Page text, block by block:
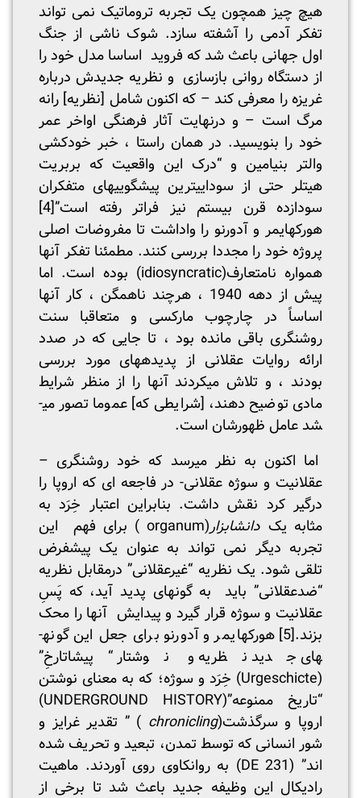
هیچ چیز همچون یک تجربه تروماتیک نمی تواند
تفکر آدمی را آشفته سازد. شوک ناشی از جنگ
اول جهانی باعث شد که فروید اساسا مدل خود را
از دستگاه روانی بازسازی و نظریه جدیدش درباره
غریزه را معرفی کند – که اکنون شامل [نظریه] رانه
مرگ است – و درنهایت آثار فرهنگی اواخر عمر
خود را بنویسید. در همان راستا ، خبر خودکشی
والتر بنیامین و “درک این واقعیت که بربریت
هیتلر حتی از سودایی­ترین پیشگویی­های متفکران
سودازده قرن بیستم نیز فراتر رفته است”[4]
هورکهایمر و آدورنو را واداشت تا مفروضات اصلی
پروژه خود را مجددا بررسی کنند. مطمئنا تفکر آنها
همواره نامتعارف(idiosyncratic) بوده است. اما
پیش از دهه 1940 ، هرچند ناهمگن ، کار آنها
اساساً در چارچوب مارکسی و متعاقبا سنت
روشنگری باقی مانده بود ، تا جایی که در صدد
ارائه روایات عقلانی از پدیده­های مورد بررسی
بودند ، و تلاش می­کردند آنها را از منظر شرایط
مادی توضیح دهند، [شرایطی که] عموما تصور می­
شد عامل ظهورشان است.
اما اکنون به نظر می­رسد که خود روشنگری –
عقلانیت و سوژه عقلانی- در فاجعه ای که اروپا را
درگیر کرد نقش داشت. بنابراین اعتبار خِرَد به
مثابه یک دانش­ابزار
(organum ) برای فهم این
تجربه دیگر نمی تواند به عنوان یک پیش­فرض
تلقی شود. یک نظریه “غیرعقلانی” درمقابل نظریه
“ضدعقلانی” باید به گونه­ای پدید آید، که پَسِ
عقلانیت و سوژه قرار گیرد و پیدایش آنها را محک
بزند.[5] هورکهایمر و آدورنو برای جعل این گونه­
های جدید نظریه و نوشتار “پیشاتارخِ”
(Urgeschicte) خِرَد و سوژه؛ که به معنای نوشتن
“تاریخ ممنوعه”(UNDERGROUND HISTORY)
اروپا و سرگذشت(chronicling ) ” تقدیر غرایز و
شور انسانی که توسط تمدن، تبعید و تحریف شده
اند” (DE 231) به روانکاوی روی آوردند. ماهیت
رادیکال این وظیفه جدید باعث شد تا برخی از